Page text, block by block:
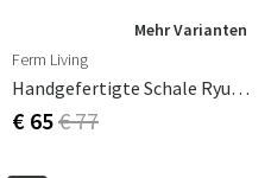
Mehr Varianten
Ferm Living
Handgefertigte Schale Ryu 28cm
€ 65€ 77